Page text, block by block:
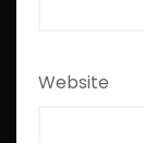
Website